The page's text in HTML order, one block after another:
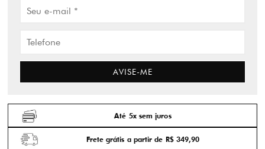
AVISE-ME
Até 5x sem juros
Frete grátis a partir de R$ 349,90